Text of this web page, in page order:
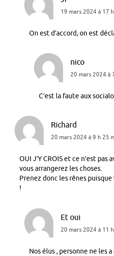
19 mars 2024 à 17
On est d’accord, on est
nico
20 mars 2024 à
C’est la faute aux
Richard
20 mars 2024 à 9 h 25
OUI J’Y CROIS et ce n’est
vous arrangerez les choses.
Prenez donc les rênes puisque
!
Et oui
20 mars 2024 à 11
Nos élus , personne ne les